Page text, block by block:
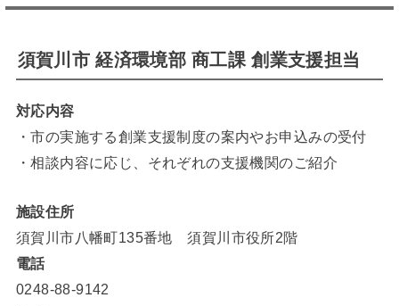
須賀川市 経済環境部 商工課 創業支援担当
対応内容
・市の実施する創業支援制度の案内やお申込みの受付
・相談内容に応じ、それぞれの支援機関のご紹介
施設住所
須賀川市八幡町135番地 須賀川市役所2階
電話
0248-88-9142